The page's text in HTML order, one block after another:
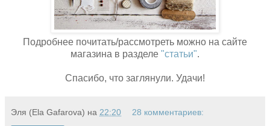
Подробнее почитать/рассмотреть можно на сайте
магазина в разделе "статьи".
Спасибо, что заглянули. Удачи!
Эля (Ela Gafarova) на 22:20 28 комментариев: